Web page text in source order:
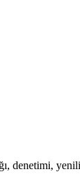
denetimi,